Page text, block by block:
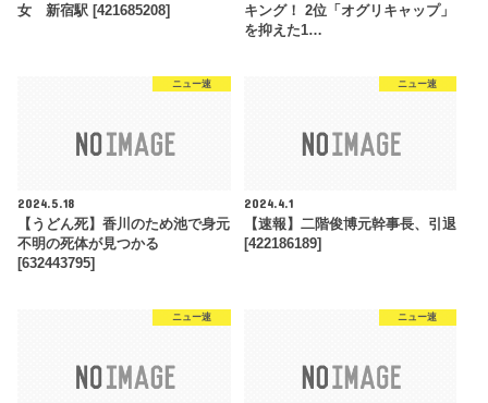
女 新宿駅 [421685208]
キング！ 2位「オグリキャップ」
を抑えた1…
ニュー速
2024.5.18
【うどん死】香川のため池で身元
不明の死体が見つかる
[632443795]
ニュー速
2024.4.1
【速報】二階俊博元幹事長、引退
[422186189]
ニュー速 ニュー速